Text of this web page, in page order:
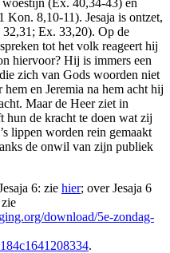
8,10-11). Jesaja is ontzet,
Ex. 33,20). Op de
tot het volk reageert hij
hiervoor? Hij is immers een
zich van Gods woorden niet
en Jeremia na hem acht hij
Maar de Heer ziet in
hun de kracht te doen wat zij
lippen worden rein gemaakt
de onwil van zijn publiek
6: zie hier; over Jesaja 6
download/5e-zondag-
.